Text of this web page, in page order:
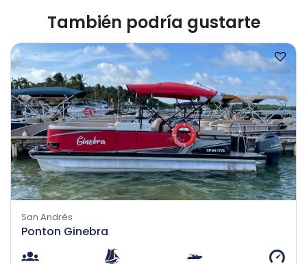
También podría gustarte
San Andrés
Ponton Ginebra